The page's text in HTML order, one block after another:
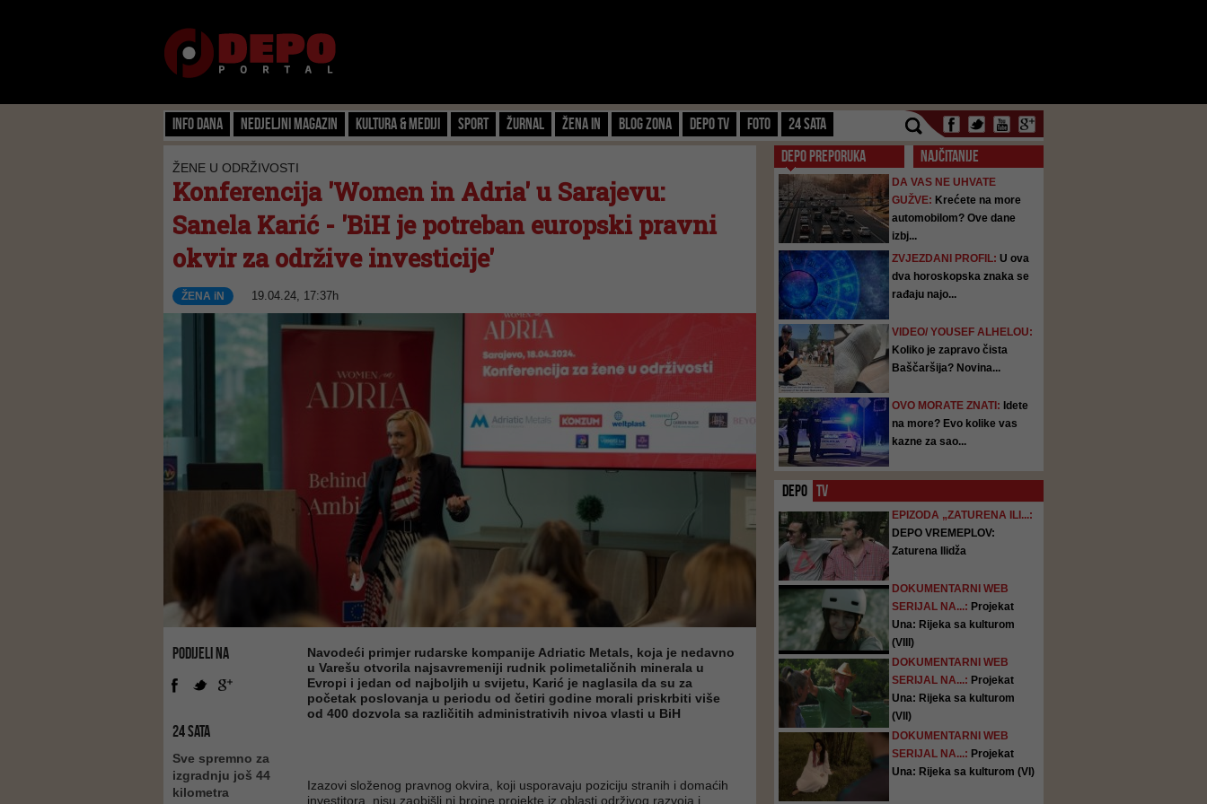
Info dana Nedjeljni magazin Kultura & Mediji Sport Žurnal Žena IN Blog zona Depo TV FOTO 24 SATA
ŽENE U ODRŽIVOSTI
Konferencija 'Women in Adria' u Sarajevu:
Sanela Karić - 'BiH je potreban europski pravni
okvir za održive investicije'
ŽENA iN 19.04.24, 17:37h
PODIJELI NA
24 SATA
Sve spremno za
izgradnju još 44
kilometra
Navodeći primjer rudarske kompanije Adriatic Metals, koja je nedavno
u Varešu otvorila najsavremeniji rudnik polimetaličnih minerala u
Evropi i jedan od najboljih u svijetu, Karić je naglasila da su za
početak poslovanja u periodu od četiri godine morali priskrbiti više
od 400 dozvola sa različitih administrativih nivoa vlasti u BiH
Izazovi složenog pravnog okvira, koji usporavaju poziciju stranih i domaćih
investitora, nisu zaobišli ni brojne projekte iz oblasti održivog razvoja i
DEPO PREPORUKA NAJČITANIJE
DA VAS NE UHVATE
GUŽVE: Krećete na more
automobilom? Ove dane
izbj...
ZVJEZDANI PROFIL: U ova
dva horoskopska znaka se
rađaju najo...
VIDEO/ YOUSEF ALHELOU:
Koliko je zapravo čista
Baščaršija? Novina...
OVO MORATE ZNATI: Idete
na more? Evo kolike vas
kazne za sao...
DEPO TV
EPIZODA „ZATURENA ILI...:
DEPO VREMEPLOV:
Zaturena Ilidža
DOKUMENTARNI WEB
SERIJAL NA...: Projekat
Una: Rijeka sa kulturom
(VIII)
DOKUMENTARNI WEB
SERIJAL NA...: Projekat
Una: Rijeka sa kulturom
(VII)
DOKUMENTARNI WEB
SERIJAL NA...: Projekat
Una: Rijeka sa kulturom (VI)